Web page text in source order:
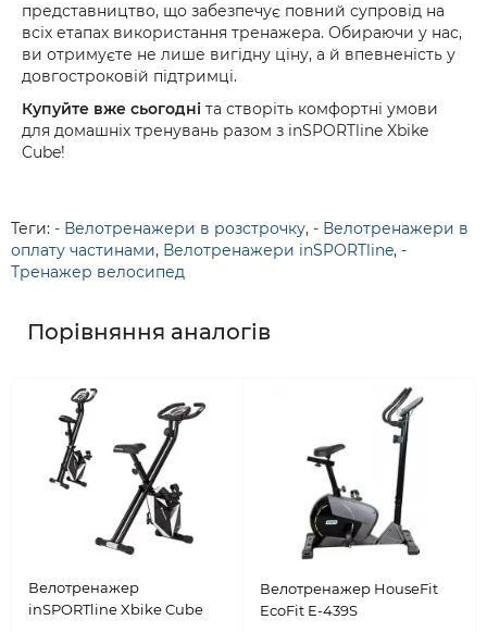
представництво, що забезпечує повний супровід на
всіх етапах використання тренажера. Обираючи у нас,
ви отримуєте не лише вигідну ціну, а й впевненість у
довгостроковій підтримці.
Купуйте вже сьогодні та створіть комфортні умови
для домашніх тренувань разом з inSPORTline Xbike
Cube!
Теги: - Велотренажери в розстрочку, - Велотренажери в
оплату частинами, Велотренажери inSPORTline, -
Тренажер велосипед
Порівняння аналогів
Велотренажер
inSPORTline Xbike Cube
Велотренажер HouseFit
EcoFit E-439S